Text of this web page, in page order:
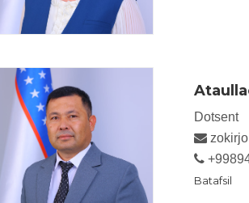
Dotsent
Batafsil